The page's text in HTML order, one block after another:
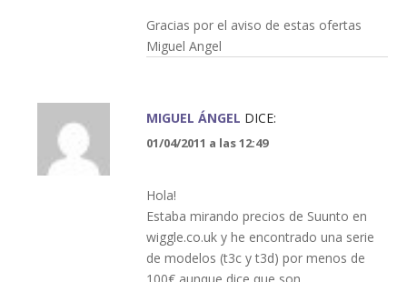
Gracias por el aviso de estas ofertas
Miguel Angel
MIGUEL ÁNGEL DICE:
01/04/2011 a las 12:49
Hola!
Estaba mirando precios de Suunto en
wiggle.co.uk y he encontrado una serie
de modelos (t3c y t3d) por menos de